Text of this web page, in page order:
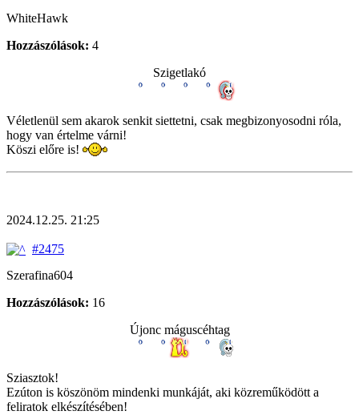
WhiteHawk
Hozzászólások: 4
Szigetlakó
Véletlenül sem akarok senkit siettetni, csak megbizonyosodni róla,
hogy van értelme várni!
Köszi előre is!
2024.12.25. 21:25
#2475
Szerafina604
Hozzászólások: 16
Újonc máguscéhtag
Sziasztok!
Ezúton is köszönöm mindenki munkáját, aki közreműködött a
feliratok elkészítésében!